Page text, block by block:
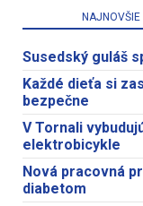
NAJNOVŠIE
Susedský guláš
Každé dieťa si
bezpečne
V Tornali
elektrobicykle
Nová pracovná
diabetom